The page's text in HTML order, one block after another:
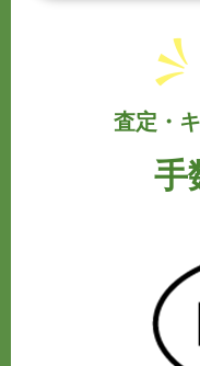
査定・
手